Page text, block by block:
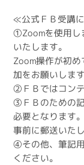
≪公式ＦＢ受講
①Zoomを使用し
いたします。
Zoom操作が初
加をお願いします
②ＦＢではコン
③ＦＢのための
必要となります。
事前に郵送いたし
④その他、筆記
ください。